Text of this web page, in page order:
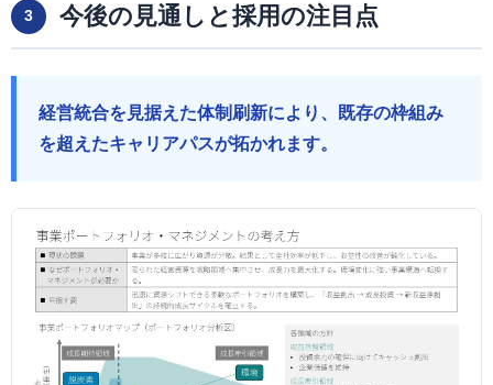
3 今後の見通しと採用の注目点
経営統合を見据えた体制刷新により、既存の枠組み
を超えたキャリアパスが拓かれます。